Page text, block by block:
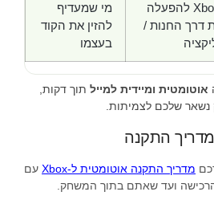
קוד Xbox להפעלה
דרך החנות /
מי שמעדיף
להזין את הקוד
בעצמו
אוטומטית ומיידית למייל תוך דקות,
שלכם לצמיתות.
התקנה
מדריך התקנה אוטומטית ל-Xbox
עם
ועד שאתם בתוך המשחק.